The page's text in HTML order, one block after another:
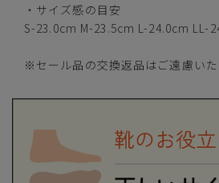
LL(24.5cm)
在庫切れ
マスタード
S(23.0cm)
在庫切れ
・サイズ感の目安
S-23.0cm M-23.5cm L-24.0cm LL-
※セール品の交換返品はご遠慮いた